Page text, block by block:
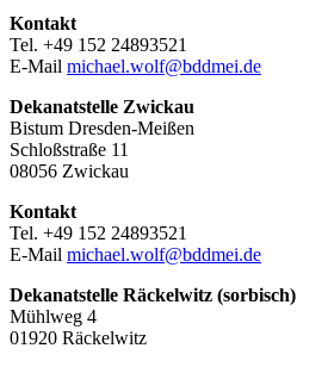
Kontakt
Tel. +49 152 24893521
E-Mail michael.wolf@bddmei.de
Dekanatstelle Zwickau
Bistum Dresden-Meißen
Schloßstraße 11
08056 Zwickau
Kontakt
Tel. +49 152 24893521
E-Mail michael.wolf@bddmei.de
Dekanatstelle Räckelwitz (sorbisch)
Mühlweg 4
01920 Räckelwitz